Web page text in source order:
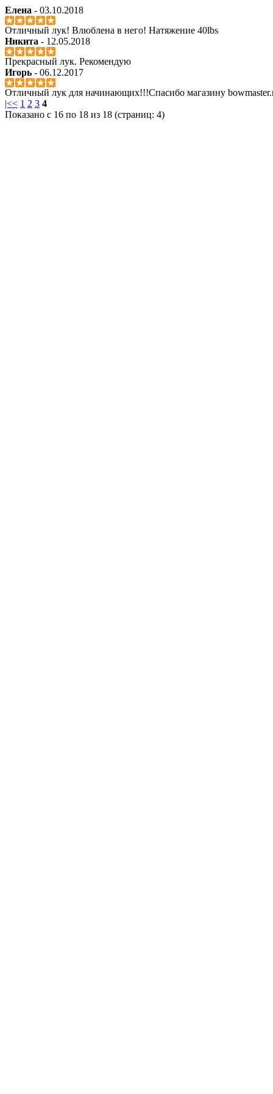
Елена - 03.10.2018
Отличный лук! Влюблена в него! Натяжение 40lbs
Никита - 12.05.2018
Прекрасный лук. Рекомендую
Игорь - 06.12.2017
Отличный лук для начинающих!!!Спасибо магазину
|<< 1 2 3 4
Показано с 16 по 18 из 18 (страниц: 4)